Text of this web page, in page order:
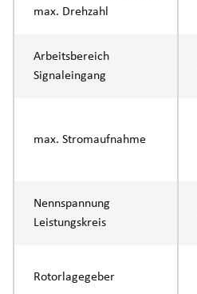
max. Drehzahl
Arbeitsbereich
Signaleingang
max. Stromaufnahme
Nennspannung
Leistungskreis
Rotorlagegeber